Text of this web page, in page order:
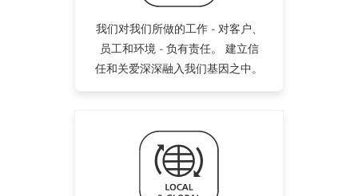
我们对我们所做的工作 - 对客户、
员工和环境 - 负有责任。 建立信
任和关爱深深融入我们基因之中。